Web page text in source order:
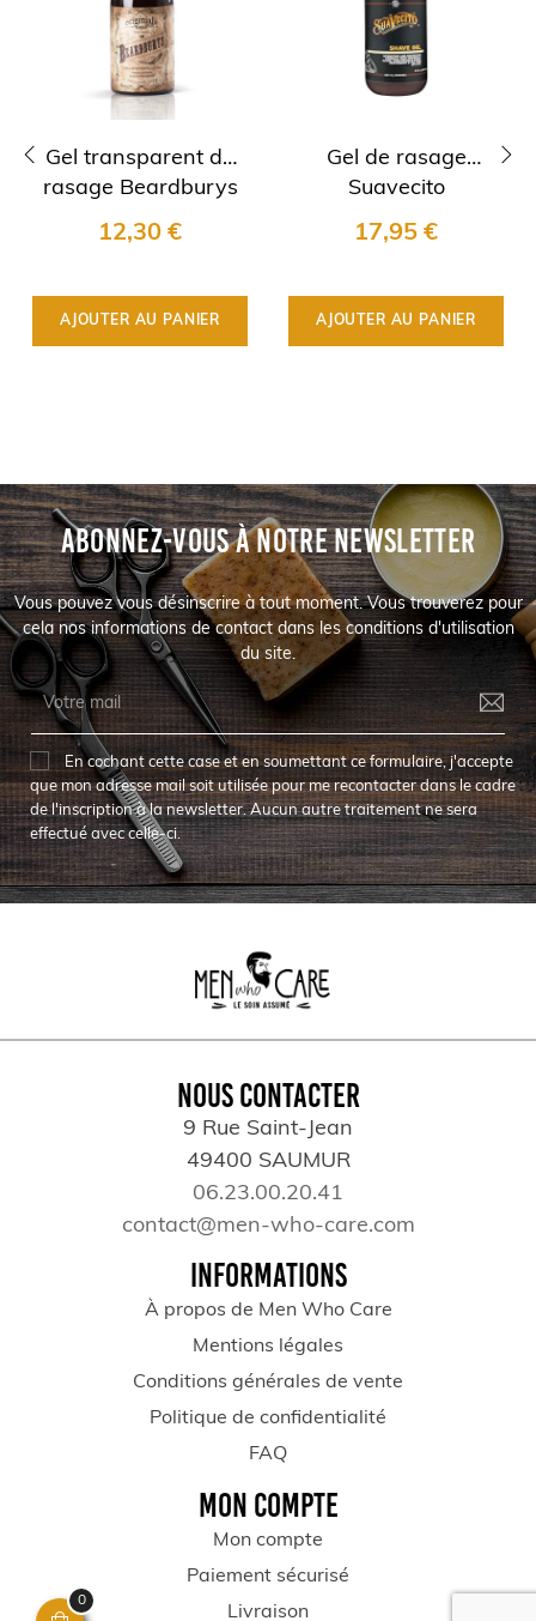
Gel transparent de
rasage Beardburys
12,30 €
AJOUTER AU PANIER
Gel de rasage
Suavecito
17,95 €
AJOUTER AU PANIER
ABONNEZ-VOUS À NOTRE NEWSLETTER
Vous pouvez vous désinscrire à tout moment. Vous trouverez pour
cela nos informations de contact dans les conditions d'utilisation
du site.
En cochant cette case et en soumettant ce formulaire, j'accepte
que mon adresse mail soit utilisée pour me recontacter dans le cadre
de l'inscription à la newsletter. Aucun autre traitement ne sera
effectué avec celle-ci.
NOUS CONTACTER
9 Rue Saint-Jean
49400 SAUMUR
06.23.00.20.41
contact@men-who-care.com
INFORMATIONS
À propos de Men Who Care
Mentions légales
Conditions générales de vente
Politique de confidentialité
FAQ
MON COMPTE
Mon compte
Paiement sécurisé
Livraison
0